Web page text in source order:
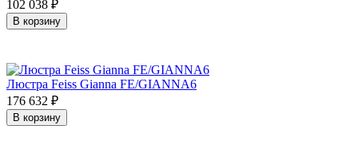
102 038 ₽
В корзину
Люстра Feiss Gianna FE/GIANNA6
176 632 ₽
В корзину